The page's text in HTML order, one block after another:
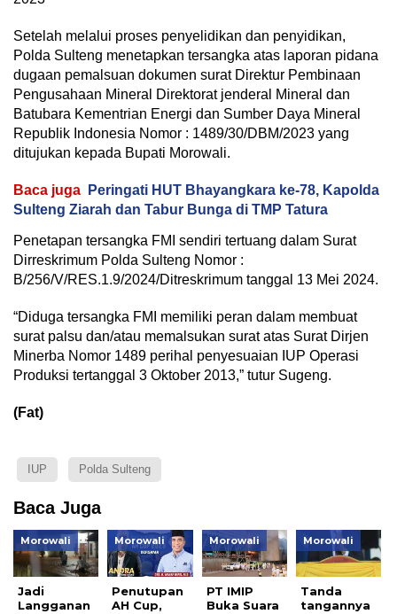
Setelah melalui proses penyelidikan dan penyidikan,
Polda Sulteng menetapkan tersangka atas laporan pidana
dugaan pemalsuan dokumen surat Direktur Pembinaan
Pengusahaan Mineral Direktorat jenderal Mineral dan
Batubara Kementrian Energi dan Sumber Daya Mineral
Republik Indonesia Nomor : 1489/30/DBM/2023 yang
ditujukan kepada Bupati Morowali.
Baca juga
Peringati HUT Bhayangkara ke-78, Kapolda
Sulteng Ziarah dan Tabur Bunga di TMP Tatura
Penetapan tersangka FMI sendiri tertuang dalam Surat
Dirreskrimum Polda Sulteng Nomor :
B/256/V/RES.1.9/2024/Ditreskrimum tanggal 13 Mei 2024.
“Diduga tersangka FMI memiliki peran dalam membuat
surat palsu dan/atau memalsukan surat atas Surat Dirjen
Minerba Nomor 1489 perihal penyesuaian IUP Operasi
Produksi tertanggal 3 Oktober 2013,” tutur Sugeng.
(Fat)
IUP Polda Sulteng
Baca Juga
Morowali
Jadi
Langganan
Morowali
Penutupan
AH Cup,
Morowali
PT IMIP
Buka Suara
Morowali
Tanda
tangannya